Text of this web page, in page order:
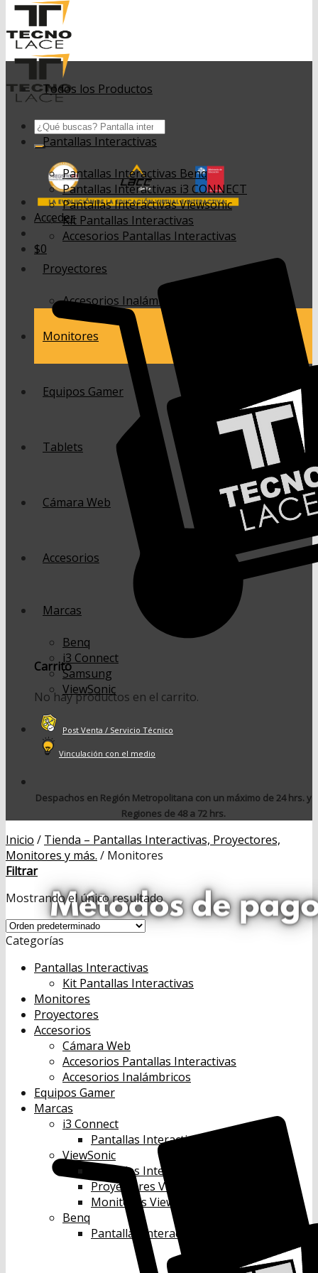
Buscar
por:
Acceder
$0
Carrito
No hay productos en el carrito.
Todos los Productos
Pantallas Interactivas
Pantallas Interactivas Benq
Pantallas Interactivas i3 CONNECT
Pantallas Interactivas Viewsonic
Kit Pantallas Interactivas
Accesorios Pantallas Interactivas
Proyectores
Accesorios Inalámbricos
Monitores
Equipos Gamer
Tablets
Cámara Web
Accesorios
Marcas
Benq
i3 Connect
Samsung
ViewSonic
Post Venta / Servicio Técnico
Vinculación con el medio
Despachos en Región Metropolitana con un máximo de 24 hrs. y
Regiones de 48 a 72 hrs.
Inicio / Tienda – Pantallas Interactivas, Proyectores,
Monitores y más. / Monitores
Filtrar
Mostrando el único resultado
Categorías
Pantallas Interactivas
Kit Pantallas Interactivas
Monitores
Proyectores
Accesorios
Cámara Web
Accesorios Pantallas Interactivas
Accesorios Inalámbricos
Equipos Gamer
Marcas
i3 Connect
Pantallas Interactivas i3 Connect
ViewSonic
Pantallas Interactivas Viewsonic
Proyectores Viewsonic
Monitores Viewsonic
Benq
Pantallas Interactivas Benq